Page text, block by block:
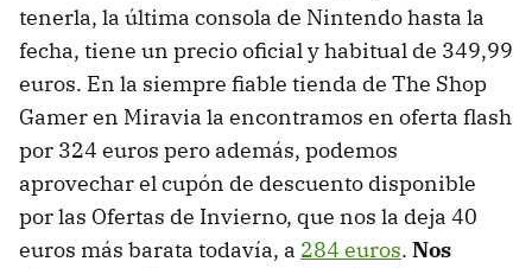
tenerla, la última consola de Nintendo hasta la
fecha, tiene un precio oficial y habitual de 349,99
euros. En la siempre fiable tienda de The Shop
Gamer en Miravia la encontramos en oferta flash
por 324 euros pero además, podemos
aprovechar el cupón de descuento disponible
por las Ofertas de Invierno, que nos la deja 40
euros más barata todavía, a 284 euros. Nos